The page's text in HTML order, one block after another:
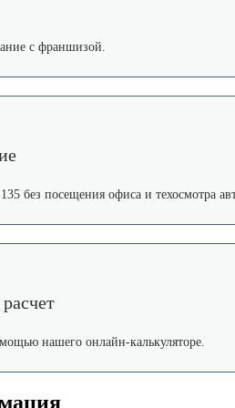
с франшизой.
без посещения офиса и техосмотра
нашего онлайн-калькуляторе.